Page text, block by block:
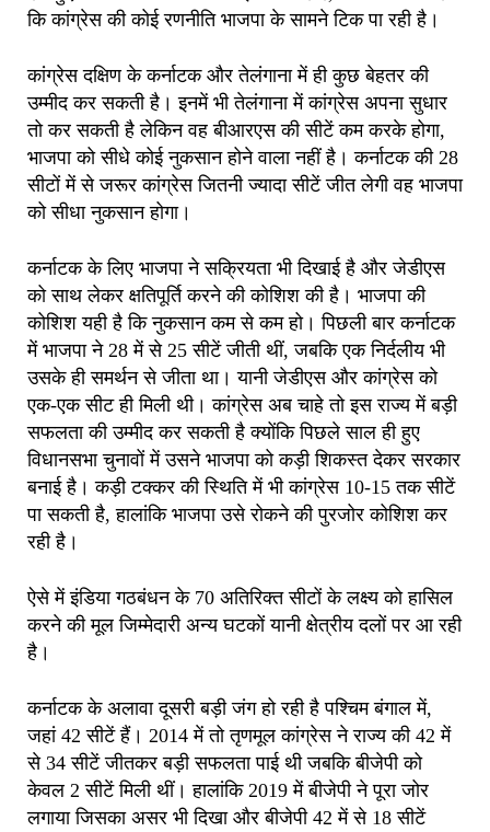
कि कांग्रेस की कोई रणनीति भाजपा के सामने टिक पा रही है।
कांग्रेस दक्षिण के कर्नाटक और तेलंगाना में ही कुछ बेहतर की
उम्मीद कर सकती है। इनमें भी तेलंगाना में कांग्रेस अपना सुधार
तो कर सकती है लेकिन वह बीआरएस की सीटें कम करके होगा,
भाजपा को सीधे कोई नुकसान होने वाला नहीं है। कर्नाटक की 28
सीटों में से जरूर कांग्रेस जितनी ज्यादा सीटें जीत लेगी वह भाजपा
को सीधा नुकसान होगा।
कर्नाटक के लिए भाजपा ने सक्रियता भी दिखाई है और जेडीएस
को साथ लेकर क्षतिपूर्ति करने की कोशिश की है। भाजपा की
कोशिश यही है कि नुकसान कम से कम हो। पिछली बार कर्नाटक
में भाजपा ने 28 में से 25 सीटें जीती थीं, जबकि एक निर्दलीय भी
उसके ही समर्थन से जीता था। यानी जेडीएस और कांग्रेस को
एक-एक सीट ही मिली थी। कांग्रेस अब चाहे तो इस राज्य में बड़ी
सफलता की उम्मीद कर सकती है क्योंकि पिछले साल ही हुए
विधानसभा चुनावों में उसने भाजपा को कड़ी शिकस्त देकर सरकार
बनाई है। कड़ी टक्कर की स्थिति में भी कांग्रेस 10-15 तक सीटें
पा सकती है, हालांकि भाजपा उसे रोकने की पुरजोर कोशिश कर
रही है।
ऐसे में इंडिया गठबंधन के 70 अतिरिक्त सीटों के लक्ष्य को हासिल
करने की मूल जिम्मेदारी अन्य घटकों यानी क्षेत्रीय दलों पर आ रही
है।
कर्नाटक के अलावा दूसरी बड़ी जंग हो रही है पश्चिम बंगाल में,
जहां 42 सीटें हैं। 2014 में तो तृणमूल कांग्रेस ने राज्य की 42 में
से 34 सीटें जीतकर बड़ी सफलता पाई थी जबकि बीजेपी को
केवल 2 सीटें मिली थीं। हालांकि 2019 में बीजेपी ने पूरा जोर
लगाया जिसका असर भी दिखा और बीजेपी 42 में से 18 सीटें